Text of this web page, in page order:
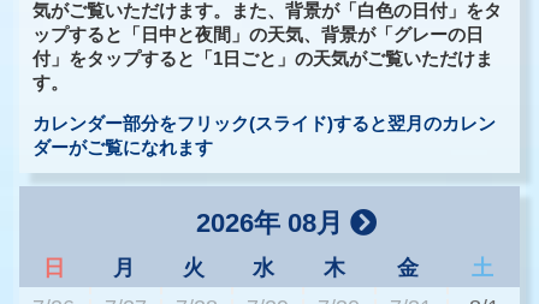
気がご覧いただけます。また、背景が「白色の日付」をタ
ップすると「日中と夜間」の天気、背景が「グレーの日
付」をタップすると「1日ごと」の天気がご覧いただけま
す。
カレンダー部分をフリック(スライド)すると翌月のカレン
ダーがご覧になれます
2026年 08月
日 月 火 水 木 金
土